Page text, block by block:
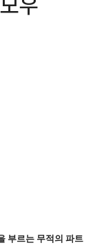
우
부르는 무적의 파트